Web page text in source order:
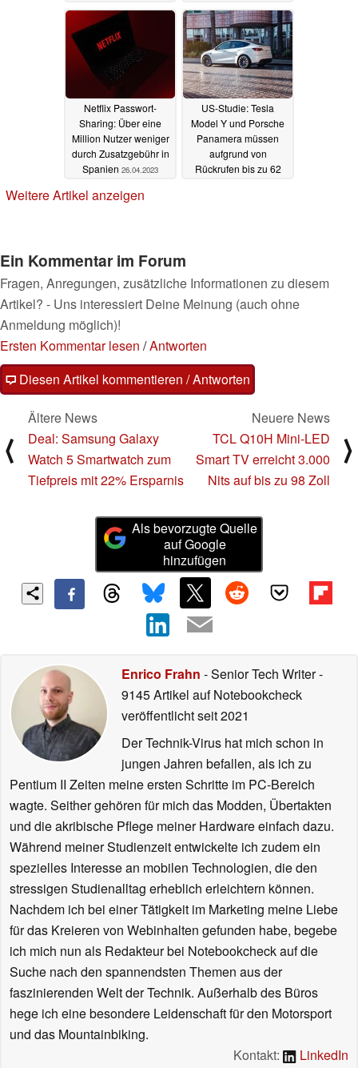
27.04.2023
Netflix Passwort-
Sharing: Über eine
Million Nutzer weniger
durch Zusatzgebühr in
Spanien 26.04.2023
US-Studie: Tesla
Model Y und Porsche
Panamera müssen
aufgrund von
Rückrufen bis zu 62
Weitere Artikel anzeigen
Ein Kommentar im Forum
Fragen, Anregungen, zusätzliche Informationen zu diesem
Artikel? - Uns interessiert Deine Meinung (auch ohne
Anmeldung möglich)!
Ersten Kommentar lesen /Antworten
Diesen Artikel kommentieren / Antworten
⟨
Ältere News
Deal: Samsung Galaxy
Watch 5 Smartwatch zum
Tiefpreis mit 22% Ersparnis
Neuere News
TCL Q10H Mini-LED
Smart TV erreicht 3.000
Nits auf bis zu 98 Zoll
⟩
Als bevorzugte Quelle
auf Google
hinzufügen
Enrico Frahn - Senior Tech Writer-
9145 Artikel auf Notebookcheck
veröffentlichtseit 2021
Der Technik-Virus hat mich schon in
jungen Jahren befallen, als ich zu
Pentium II Zeiten meine ersten Schritte im PC-Bereich
wagte. Seither gehören für mich das Modden, Übertakten
und die akribische Pflege meiner Hardware einfach dazu.
Während meiner Studienzeit entwickelte ich zudem ein
spezielles Interesse an mobilen Technologien, die den
stressigen Studienalltag erheblich erleichtern können.
Nachdem ich bei einer Tätigkeit im Marketing meine Liebe
für das Kreieren von Webinhalten gefunden habe, begebe
ich mich nun als Redakteur bei Notebookcheck auf die
Suche nach den spannendsten Themen aus der
faszinierenden Welt der Technik. Außerhalb des Büros
hege ich eine besondere Leidenschaft für den Motorsport
und das Mountainbiking.
Kontakt:
LinkedIn